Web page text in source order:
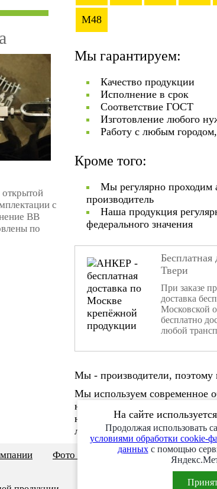
M48
Мы гарантируем:
Качество продукции
Исполнение в срок
Соответствие ГОСТ
Изготовление любого
Работу с любым
Кроме того:
Мы регулярно проходим
производитель
Наша продукция
федерального значения
Твери
При заказе
доставка
Московской
бесплатно
любой
Мы - производители,
Мы используем современное
нестандартные заказы. Мы не
нужное количество в нужные
любой сложности!
с
ВВ
по
Фото и видео Сотрудничество
На сайте
Продолжая использовать
условиями обработки cookie-
данныхс помощью